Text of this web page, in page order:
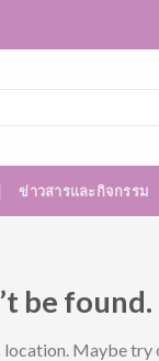
ข่าวสารและกิจกรรม
be found.
Maybe try